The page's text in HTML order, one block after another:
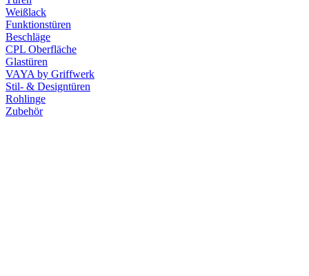
Weißlack
Funktionstüren
Beschläge
CPL Oberfläche
Glastüren
VAYA by Griffwerk
Stil- & Designtüren
Rohlinge
Zubehör